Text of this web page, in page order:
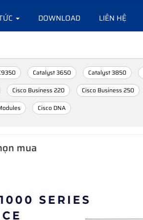
DOWNLOAD LIÊN HỆ
Catalyst 3650 Catalyst 3850
Cisco Business 220 Cisco Business 250
Cisco DNA
mua